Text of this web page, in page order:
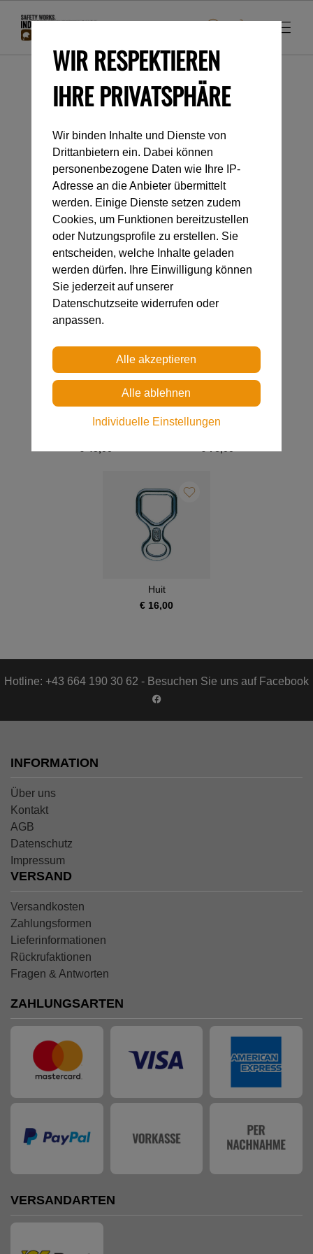
Startseite Industrieklettern
Abseilgeräte
NICHT
SELBSTBLOCKIEREND
Huit
€ 16,00
WIR RESPEKTIEREN
IHRE PRIVATSPHÄRE
Wir binden Inhalte und Dienste von
Drittanbietern ein. Dabei können
personenbezogene Daten wie Ihre IP-
Adresse an die Anbieter übermittelt
werden. Einige Dienste setzen zudem
Cookies, um Funktionen bereitzustellen
oder Nutzungsprofile zu erstellen. Sie
entscheiden, welche Inhalte geladen
werden dürfen. Ihre Einwilligung können
Sie jederzeit auf unserer
Datenschutzseite widerrufen oder
anpassen.
Individuelle Einstellungen
Hotline: +43 664 190 30 62 - Besuchen Sie uns auf Facebook
INFORMATION
Über uns
Kontakt
AGB
Datenschutz
Impressum
VERSAND
Versandkosten
Zahlungsformen
Lieferinformationen
Rückrufaktionen
Fragen & Antworten
ZAHLUNGSARTEN
VERSANDARTEN